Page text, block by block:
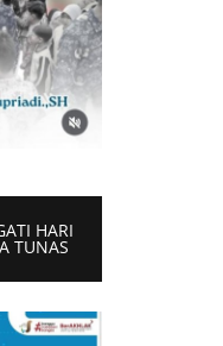
HARI
TUNAS